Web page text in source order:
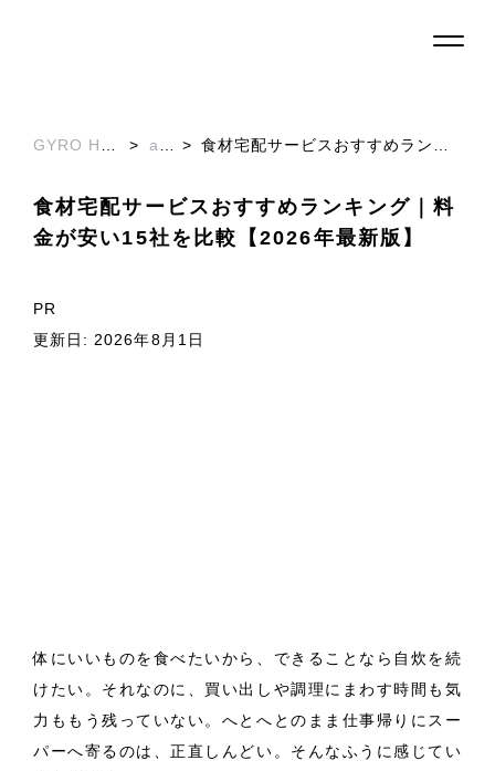
> >
食材宅配サービスおすすめランキング｜料
金が安い15社を比較【2026年最新版】
PR
更新日: 2026年8月1日
体にいいものを食べたいから、できることなら自炊を続
けたい。それなのに、買い出しや調理にまわす時間も気
力ももう残っていない。へとへとのまま仕事帰りにスー
パーへ寄るのは、正直しんどい。そんなふうに感じてい